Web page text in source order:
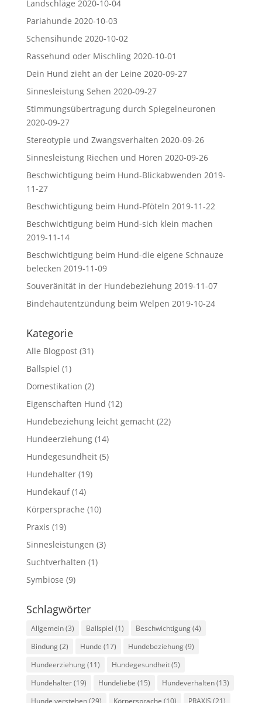
Landschläge 2020-10-04
Pariahunde 2020-10-03
Schensihunde 2020-10-02
Rassehund oder Mischling 2020-10-01
Dein Hund zieht an der Leine 2020-09-27
Sinnesleistung Sehen 2020-09-27
Stimmungsübertragung durch Spiegelneuronen
2020-09-27
Stereotypie und Zwangsverhalten 2020-09-26
Sinnesleistung Riechen und Hören 2020-09-26
Beschwichtigung beim Hund-Blickabwenden 2019-
11-27
Beschwichtigung beim Hund-Pföteln 2019-11-22
Beschwichtigung beim Hund-sich klein machen
2019-11-14
Beschwichtigung beim Hund-die eigene Schnauze
belecken 2019-11-09
Souveränität in der Hundebeziehung 2019-11-07
Bindehautentzündung beim Welpen 2019-10-24
Kategorie
Alle Blogpost(31)
Ballspiel (1)
Domestikation (2)
Eigenschaften Hund (12)
Hundebeziehung leicht gemacht(22)
Hundeerziehung(14)
Hundegesundheit(5)
Hundehalter(19)
Hundekauf(14)
Körpersprache (10)
Praxis (19)
Sinnesleistungen (3)
Suchtverhalten (1)
Symbiose (9)
Schlagwörter
Allgemein(3) Ballspiel (1) Beschwichtigung(4)
Bindung(2) Hunde (17) Hundebeziehung(9)
Hundeerziehung(11) Hundegesundheit(5)
Hundehalter(19) Hundeliebe (15) Hundeverhalten(13)
Hunde verstehen(29) Körpersprache (10) PRAXIS (21)